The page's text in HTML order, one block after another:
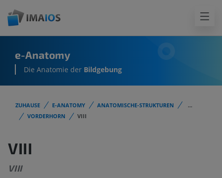
e-Anatomy
Die Anatomie der Bildgebung
ZUHAUSE E-ANATOMY ANATOMISCHE-STRUKTUREN
...
VORDERHORN
VIII
VIII
VIII